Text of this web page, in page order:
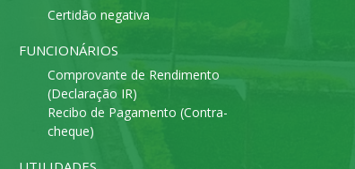
Certidão negativa
FUNCIONÁRIOS
Comprovante de Rendimento
(Declaração IR)
Recibo de Pagamento (Contra-
cheque)